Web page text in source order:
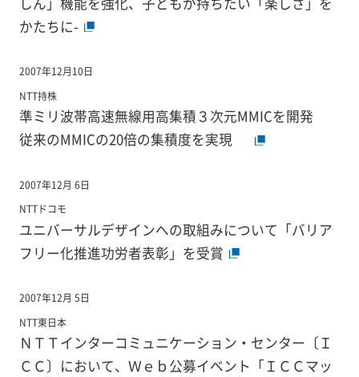
かたちに-
2007年12月10日
NTT持株
準ミリ波帯高速無線用高集積３次元MMICを開発
従来のMMICの20倍の集積度を実現
2007年12月 6日
NTTドコモ
ユニバーサルデザインへの取組みについて「バリア
フリー化推進功労者表彰」を受賞
2007年12月 5日
NTT東日本
ＮＴＴインターコミュニケーション・センター〔Ｉ
ＣＣ〕において、Ｗｅｂ公募イベント「ＩＣＣマッ